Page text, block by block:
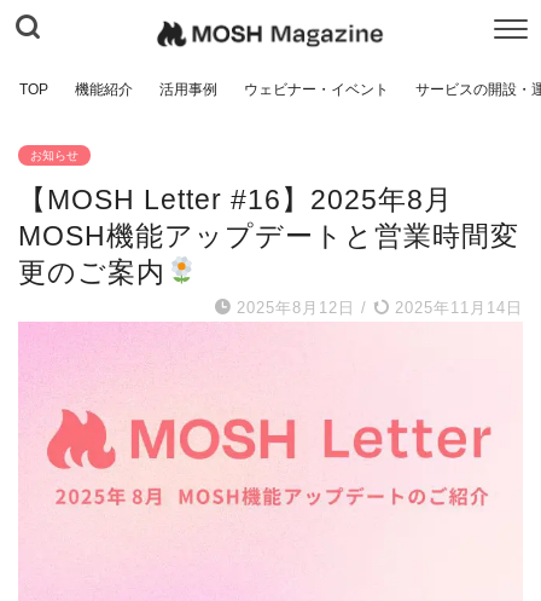
TOP 機能紹介 活用事例 ウェビナー・イベント サービスの開設・
お知らせ
【MOSH Letter #16】2025年8月
MOSH機能アップデートと営業時間変
更のご案内
2025年8月12日 / 2025年11月14日